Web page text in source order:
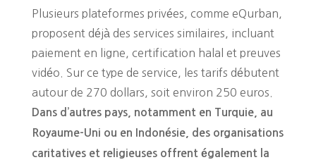
Plusieurs plateformes privées, comme eQurban,
proposent déjà des services similaires, incluant
paiement en ligne, certification halal et preuves
vidéo. Sur ce type de service, les tarifs débutent
autour de 270 dollars, soit environ 250 euros.
Dans d’autres pays, notamment en Turquie, au
Royaume-Uni ou en Indonésie, des organisations
caritatives et religieuses offrent également la